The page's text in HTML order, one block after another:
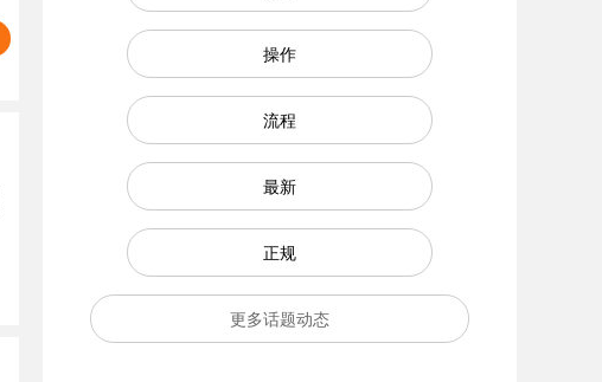
操作
流程
最新
正规
更多话题动态